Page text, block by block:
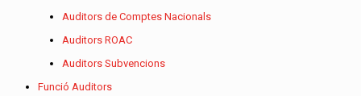
Auditors de Comptes Nacionals
Auditors ROAC
Auditors Subvencions
Funció Auditors